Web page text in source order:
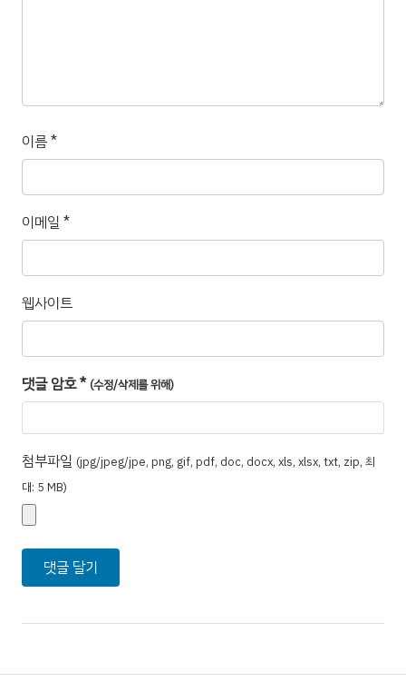
이름*
이메일 *
웹사이트
댓글 암호* (수정/삭제를 위해)
첨부파일 (jpg/jpeg/jpe, png, gif, pdf, doc, docx, xls, xlsx, txt, zip, 최
대: 5 MB)